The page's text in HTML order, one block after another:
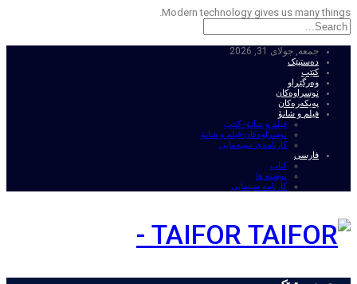
Modern technology gives us many things.
جمعه, جولای 31, 2026
ده‌ستپێک
کتێب
وەرگێڕاو
نوسراوه‌کان
په‌یکه‌ره‌کان
فیلم و شانۆ
فیلم و شانۆ- کتێب
نوسراوه‌کان-فیلم و شانۆ
کارنامه‌ی سینه‌مایی
فارسی
کتاب
نوشته ها
کارنامه سینمایی
TAIFOR -